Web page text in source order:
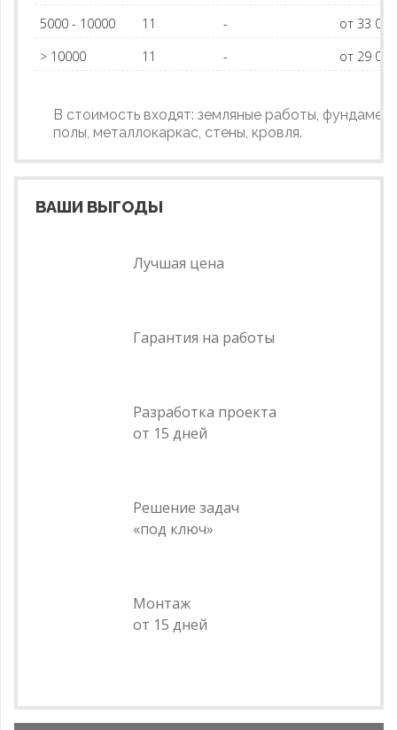
5000 - 10000
11 -
от 33
> 10000
11 - от 29
В стоимость входят: земляные работы,
полы, металлокаркас, стены, кровля.
ВАШИ ВЫГОДЫ
Лучшая цена
Гарантия на работы
Разработка проекта
от 15 дней
Решение задач
«под ключ»
Монтаж
от 15 дней